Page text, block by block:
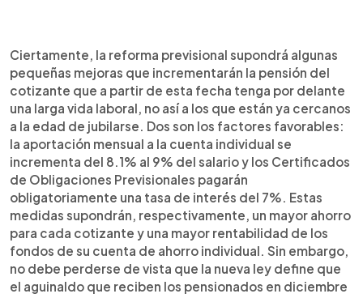
Ciertamente, la reforma previsional supondrá algunas
pequeñas mejoras que incrementarán la pensión del
cotizante que a partir de esta fecha tenga por delante
una larga vida laboral, no así a los que están ya cercanos
a la edad de jubilarse. Dos son los factores favorables:
la aportación mensual a la cuenta individual se
incrementa del 8.1% al 9% del salario y los Certificados
de Obligaciones Previsionales pagarán
obligatoriamente una tasa de interés del 7%. Estas
medidas supondrán, respectivamente, un mayor ahorro
para cada cotizante y una mayor rentabilidad de los
fondos de su cuenta de ahorro individual. Sin embargo,
no debe perderse de vista que la nueva ley define que
el aguinaldo que reciben los pensionados en diciembre